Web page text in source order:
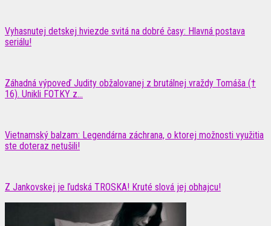
Vyhasnutej detskej hviezde svitá na dobré časy: Hlavná postava
seriálu!
Záhadná výpoveď Judity obžalovanej z brutálnej vraždy Tomáša (†
16). Unikli FOTKY z...
Vietnamský balzam: Legendárna záchrana, o ktorej možnosti využitia
ste doteraz netušili!
Z Jankovskej je ľudská TROSKA! Kruté slová jej obhajcu!